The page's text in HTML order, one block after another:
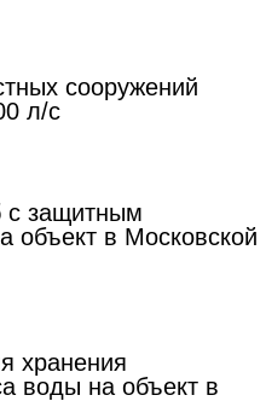
сооружений
л/с
с защитным
объект в Московской
хранения
воды на объект в